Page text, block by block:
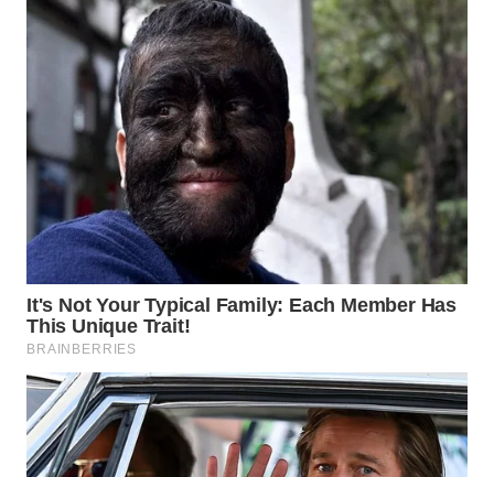
WN
BOROBUDUR
WN
MADURA
WN
SURABAYA
WN
NATUNA
WN
BINTAN
WN